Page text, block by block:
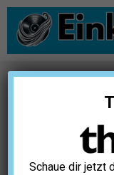
Zum
Inhalt
springen
Lieder erstellen:
Schaue dir jetzt